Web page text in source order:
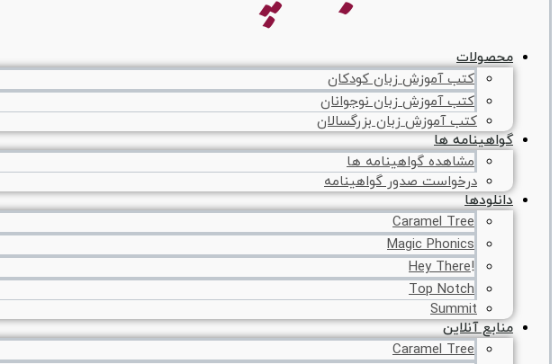
محصولات
کتب آموزش زبان کودکان
کتب آموزش زبان نوجوانان
کتب آموزش زبان بزرگسالان
گواهینامه ها
مشاهده گواهینامه ها
درخواست صدور گواهینامه
دانلودها
Caramel Tree
Magic Phonics
!Hey There
Top Notch
Summit
منابع آنلاین
Caramel Tree